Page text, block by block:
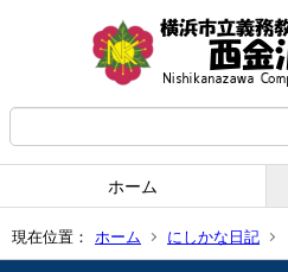
ホーム
現在位置： ホーム にしかな日記